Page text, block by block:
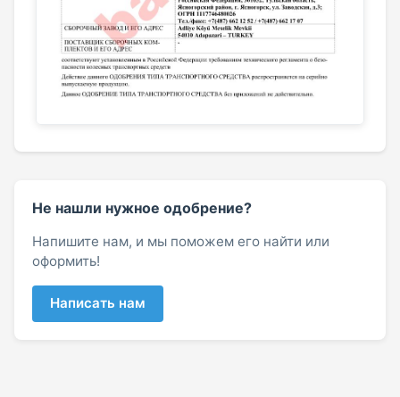
Не нашли нужное одобрение?
Напишите нам, и мы поможем его найти или
оформить!
Написать нам